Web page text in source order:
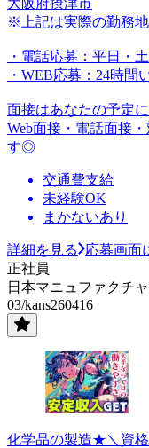
※上記は実際の勤務
・電話応募：平日・
・WEB応募：24時間
面接はあなたの予定
Web面接・電話面接
す◎
交通費支給
未経験OK
まかないあり
詳細を見る
応募画面
正社員
日本マニュファクチ
03/kans260416
化学品の製造★＼資